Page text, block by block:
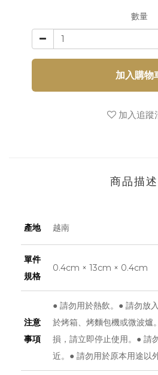
數量
加入購物
加入追蹤
商品描述
產地 越南
單件
規格
0.4cm × 13cm × 0.4cm
注意
事項
● 請勿用於熱飲。● 請勿放
於烤箱、烤麵包機或微波爐
損，請立即停止使用。● 請
近。● 請勿用於原本用途以外